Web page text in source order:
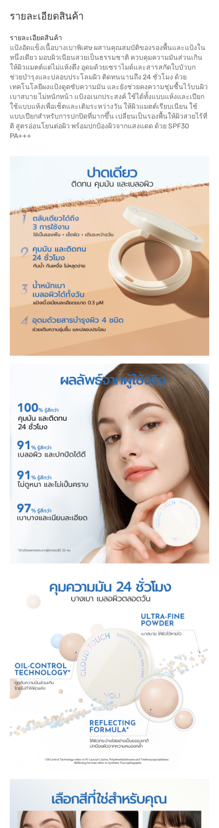
รายละเอียดสินค้า
รายละเอียดสินค้า
แป้งอัดแข็งเนื้อบางเบาพิเศษ ผสานคุณสมบัติของรองพื้นและแป้งใน
หนึ่งเดียว มอบผิวเนียนสวยเป็นธรรมชาติ ควบคุมความมันส่วนเกิน
ให้ผิวแมตต์แต่ไม่แห้งตึง อุดมด้วยเซราไมด์และสารสกัดใบบัวบก
ช่วยบำรุงและปลอบประโลมผิว ติดทนนานถึง 24 ชั่วโมง ด้วย
เทคโนโลยีผงแป้งดูดซับความมัน และยังช่วยคงความชุ่มชื้นไว้บนผิว
เบาสบาย ไม่หนักหน้า แป้งอเนกประสงค์ ใช้ได้ทั้งแบบแห้งและเปียก
ใช้แบบแห้งเพื่อเซ็ตและเติมระหว่างวัน ให้ผิวแมตต์เรียบเนียน ใช้
แบบเปียกสำหรับการปกปิดที่มากขึ้น เปลี่ยนเป็นรองพื้นให้ผิวสวยไร้ที่
ติ สูตรอ่อนโยนต่อผิว พร้อมปกป้องผิวจากแสงแดด ด้วย SPF30
PA+++